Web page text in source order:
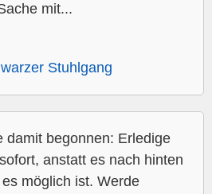
mit...
Stuhlgang
damit begonnen: Erledige
anstatt es nach hinten
möglich ist. Werde